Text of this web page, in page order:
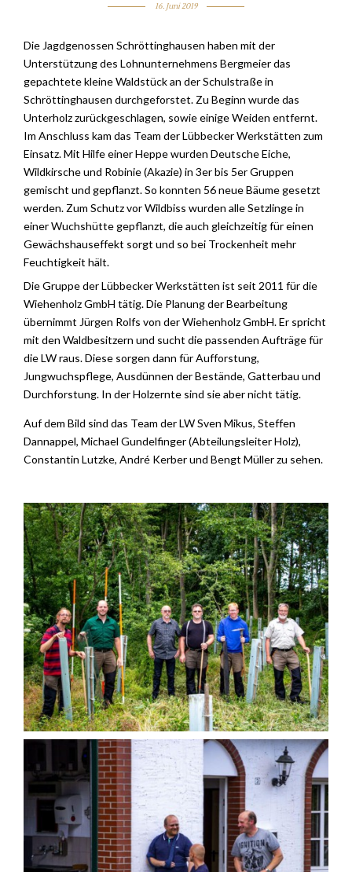
16. Juni 2019
Die Jagdgenossen Schröttinghausen haben mit der
Unterstützung des Lohnunternehmens Bergmeier das
gepachtete kleine Waldstück an der Schulstraße in
Schröttinghausen durchgeforstet. Zu Beginn wurde das
Unterholz zurückgeschlagen, sowie einige Weiden entfernt.
Im Anschluss kam das Team der Lübbecker Werkstätten zum
Einsatz. Mit Hilfe einer Heppe wurden Deutsche Eiche,
Wildkirsche und Robinie (Akazie) in 3er bis 5er Gruppen
gemischt und gepflanzt. So konnten 56 neue Bäume gesetzt
werden. Zum Schutz vor Wildbiss wurden alle Setzlinge in
einer Wuchshütte gepflanzt, die auch gleichzeitig für einen
Gewächshauseffekt sorgt und so bei Trockenheit mehr
Feuchtigkeit hält.
Die Gruppe der Lübbecker Werkstätten ist seit 2011 für die
Wiehenholz GmbH tätig. Die Planung der Bearbeitung
übernimmt Jürgen Rolfs von der Wiehenholz GmbH. Er spricht
mit den Waldbesitzern und sucht die passenden Aufträge für
die LW raus. Diese sorgen dann für Aufforstung,
Jungwuchspflege, Ausdünnen der Bestände, Gatterbau und
Durchforstung. In der Holzernte sind sie aber nicht tätig.
Auf dem Bild sind das Team der LW Sven Mikus, Steffen
Dannappel, Michael Gundelfinger (Abteilungsleiter Holz),
Constantin Lutzke, André Kerber und Bengt Müller zu sehen.